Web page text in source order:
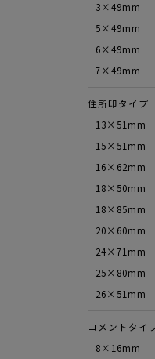
3×49mm
5×49mm
6×49mm
7×49mm
住所印タイプ
13×51mm
15×51mm
16×62mm
18×50mm
18×85mm
20×60mm
24×71mm
25×80mm
26×51mm
コメントタイ
8×16mm